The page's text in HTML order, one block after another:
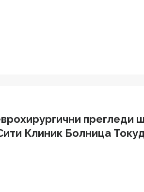
прегледи
Клиник Болница